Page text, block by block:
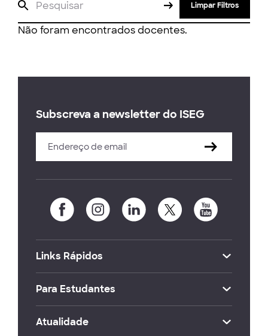
Limpar Filtros
Não foram encontrados docentes.
Subscreva a newsletter do ISEG
Links Rápidos
Para Estudantes
Atualidade